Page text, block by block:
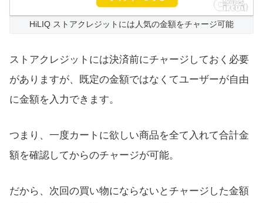
HiLIQ ストアクレジットには人気の金額をチャージ可能
ストアクレジットには決済前にチャージしておく必要
がありますが、既定の金額ではなくてユーザーが自由
に金額を入力できます。
つまり、一度カートに欲しい商品を全て入れて合計金
額を確認してからのチャージが可能。
だから、次回の買い物にならないとチャージした金額